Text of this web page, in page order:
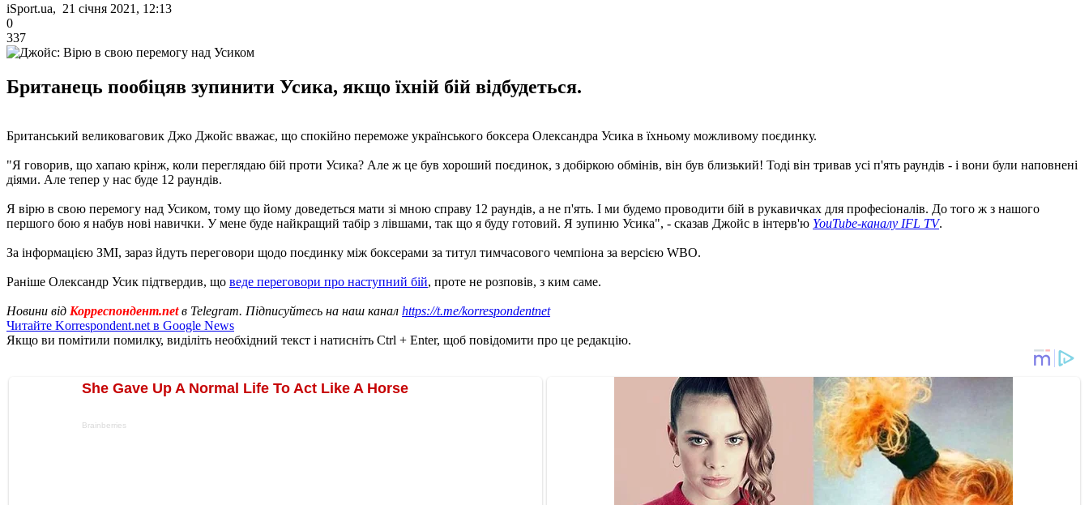
iSport.ua, 21 січня 2021, 12:13
0
337
Британець пообіцяв зупинити Усика, якщо їхній бій відбудеться.
Британський великоваговик Джо Джойс вважає, що спокійно переможе українського боксера Олександра Усика в їхньому можливому поєдинку.
"Я говорив, що хапаю крінж, коли переглядаю бій проти Усика? Але ж це був хороший поєдинок, з добіркою обмінів, він був близький! Тоді він тривав усі п'ять раундів - і вони були наповнені
діями. Але тепер у нас буде 12 раундів.
Я вірю в свою перемогу над Усиком, тому що йому доведеться мати зі мною справу 12 раундів, а не п'ять. І ми будемо проводити бій в рукавичках для професіоналів. До того ж з нашого
першого бою я набув нові навички. У мене буде найкращий табір з лівшами, так що я буду готовий. Я зупиню Усика", - сказав Джойс в інтерв'ю YouTube-каналу IFL TV.
За інформацією ЗМІ, зараз йдуть переговори щодо поєдинку між боксерами за титул тимчасового чемпіона за версією WBO.
Раніше Олександр Усик підтвердив, що веде переговори про наступний бій, проте не розповів, з ким саме.
Новини від Корреспондент.netв Telegram. Підписуйтесь на наш канал https://t.me/korrespondentnet
Читайте Korrespondent.net в Google News
Якщо ви помітили помилку, виділіть необхідний текст і натисніть Ctrl + Enter, щоб повідомити про це редакцію.